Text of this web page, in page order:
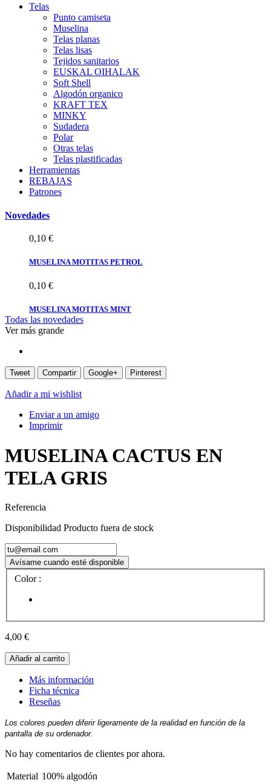
Telas
Punto camiseta
Muselina
Telas planas
Telas lisas
Tejidos sanitarios
EUSKAL OIHALAK
Soft Shell
Algodón organico
KRAFT TEX
MINKY
Sudadera
Polar
Otras telas
Telas plastificadas
Herramientas
REBAJAS
Patrones
Novedades
MUSELINA MOTITAS VERDE
0,10 €
MUSELINA MOTITAS MOSTAZA
0,10 €
MUSELINA MOTITAS BURDEOS
0,10 €
0,10 €
0,10 €
MUSELINA MOTITAS MOSTAZA
0,10 €
0,10 €
Todas las novedades
Ver más grande
Tweet Compartir Google+ Pinterest
Añadir a mi wishlist
Enviar a un amigo
Imprimir
MUSELINA CACTUS EN
TELA GRIS
Referencia
Disponibilidad Producto fuera de stock
Avísame cuando esté disponible
Color :
4,00 €
Añadir al carrito
Más información
Ficha técnica
Reseñas
Los colores pueden diferir ligeramente de la realidad en función de la
pantalla de su ordenador.
No hay comentarios de clientes por ahora.
Material 100% algodón